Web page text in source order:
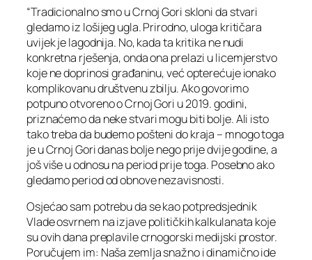
“Tradicionalno smo u Crnoj Gori skloni da stvari
gledamo iz lošijeg ugla. Prirodno, uloga kritičara
uvijek je lagodnija. No, kada ta kritika ne nudi
konkretna rješenja, onda ona prelazi u licemjerstvo
koje ne doprinosi građaninu, već opterećuje ionako
komplikovanu društvenu zbilju. Ako govorimo
potpuno otvoreno o Crnoj Gori u 2019. godini,
priznaćemo da neke stvari mogu biti bolje. Ali isto
tako treba da budemo pošteni do kraja – mnogo toga
je u Crnoj Gori danas bolje nego prije dvije godine, a
još više u odnosu na period prije toga. Posebno ako
gledamo period od obnove nezavisnosti.
Osjećao sam potrebu da se kao potpredsjednik
Vlade osvrnem na izjave političkih kalkulanata koje
su ovih dana preplavile crnogorski medijski prostor.
Poručujem im: Naša zemlja snažno i dinamično ide